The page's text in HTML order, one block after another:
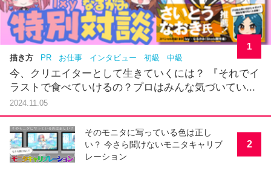
描き方 PR お仕事 インタビュー 初級 中級
今、クリエイターとして生きていくには？ 『それでイ
ラストで食べていけるの？プロはみんな気づいてい...
2024.11.05
1
そのモニタに写っている色は正し
い？ 今さら聞けないモニタキャリブ
レーション
2